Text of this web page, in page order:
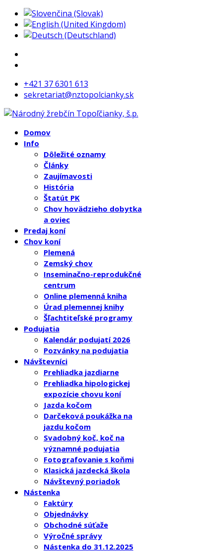
+421 37 6301 613
sekretariat@nztopolcianky.sk
Domov
Info
Dôležité oznamy
Články
Zaujímavosti
História
Štatút PK
Chov hovädzieho dobytka
a oviec
Predaj koní
Chov koní
Plemená
Zemský chov
Inseminačno-reprodukčné
centrum
Online plemenná kniha
Úrad plemennej knihy
Šľachtiteľské programy
Podujatia
Kalendár podujatí 2026
Pozvánky na podujatia
Návštevníci
Prehliadka jazdiarne
Prehliadka hipologickej
expozície chovu koní
Jazda kočom
Darčeková poukážka na
jazdu kočom
Svadobný koč, koč na
významné podujatia
Fotografovanie s koňmi
Klasická jazdecká škola
Návštevný poriadok
Nástenka
Faktúry
Objednávky
Obchodné súťaže
Výročné správy
Nástenka do 31.12.2025